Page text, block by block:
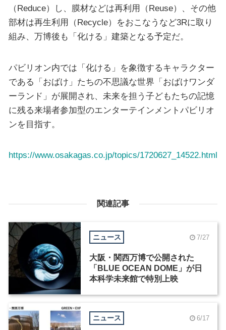
（Reduce）し、膜材などは再利用（Reuse）、その他
部材は再生利用（Recycle）をおこなうなど3Rに取り
組み、万博後も「化ける」建築となる予定だ。
パビリオン内では「化ける」を象徴するキャラクター
である「おばけ」たちの不思議な世界「おばけワンダ
ーランド」が展開され、未来を担う子どもたちの記憶
に残る来場者参加型のエンターテインメントパビリオ
ンを目指す。
https://www.osakagas.co.jp/topics/1720627_14522.html
関連記事
ニュース 7/27
大阪・関西万博で公開された
「BLUE OCEAN DOME」が日
本科学未来館で特別上映
ニュース 6/17